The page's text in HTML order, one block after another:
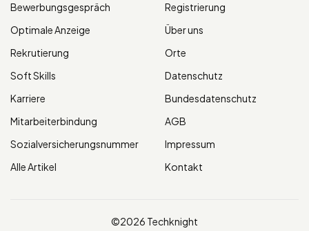
Bewerbungsgespräch
Optimale Anzeige
Rekrutierung
Soft Skills
Karriere
Mitarbeiterbindung
Sozialversicherungsnummer
Alle Artikel
Registrierung
Über uns
Orte
Datenschutz
Bundesdatenschutz
AGB
Impressum
Kontakt
©2026 Techknight